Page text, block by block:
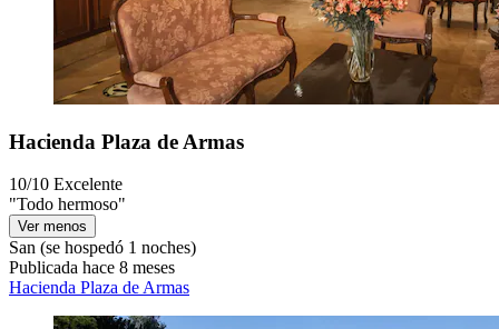
Hacienda Plaza de Armas
10/10 Excelente
"Todo hermoso"
Ver menos
San (se hospedó 1 noches)
Publicada hace 8 meses
Hacienda Plaza de Armas